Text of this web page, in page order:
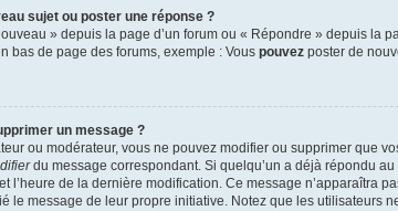
sujet ou poster une réponse ?
» depuis la page d’un forum ou « Répondre » depuis la
bas de page des forums, exemple : Vous pouvez poster de
un message ?
ou modérateur, vous ne pouvez modifier ou supprimer que
du message correspondant. Si quelqu’un a déjà répondu
l’heure de la dernière modification. Ce message n’apparaîtra
le message de leur propre initiative. Notez que les utilisateurs